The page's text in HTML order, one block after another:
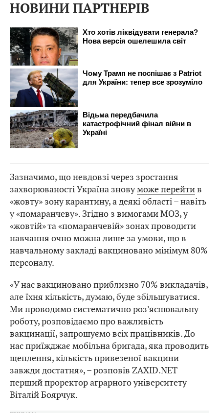
НОВИНИ ПАРТНЕРІВ
Зазначимо, що невдовзі через зростання
захворюваності Україна зновуможе перейтив
«жовту» зону карантину, а деякі області – навіть
у «помаранчеву». Згідно з вимогамиМОЗ, у
«жовтій» та «помаранчевій» зонах проводити
навчання очно можна лише за умови, що в
навчальному закладі вакциновано мінімум 80%
персоналу.
«У нас вакциновано приблизно 70% викладачів,
але їхня кількість, думаю, буде збільшуватися.
Ми проводимо систематично роз’яснювальну
роботу, розповідаємо про важливість
вакцинації, запрошуємо всіх працівників. До
нас приїжджає мобільна бригада, яка проводить
щеплення, кількість привезеної вакцини
завжди достатня», – розповів ZAXID.NET
перший проректор аграрного університету
Віталій Боярчук.